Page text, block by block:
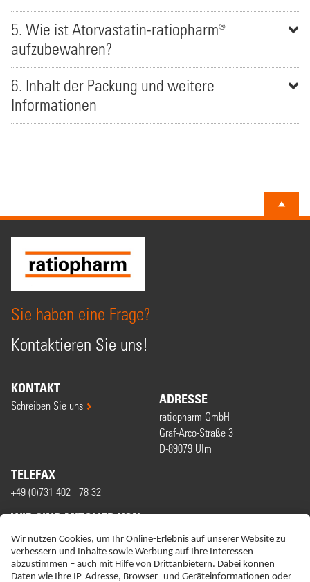
5. Wie ist Atorvastatin-ratiopharm®
aufzubewahren?
6. Inhalt der Packung und weitere
Informationen
Sie haben eine Frage?
Kontaktieren Sie uns!
KONTAKT
Schreiben Sie uns ADRESSE
ratiopharm GmbH
Graf-Arco-Straße 3
D-89079 Ulm
TELEFAX
+49 (0)731 402 - 78 32
WIR SIND MITGLIED VON